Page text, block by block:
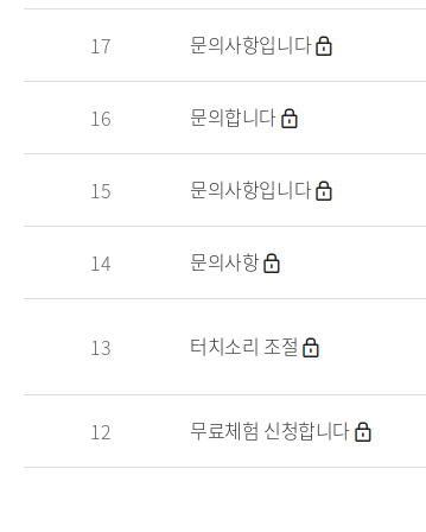
17 문의사항입니다
16 문의합니다
15 문의사항입니다
14 문의사항
13 터치소리 조절
12 무료체험 신청합니다